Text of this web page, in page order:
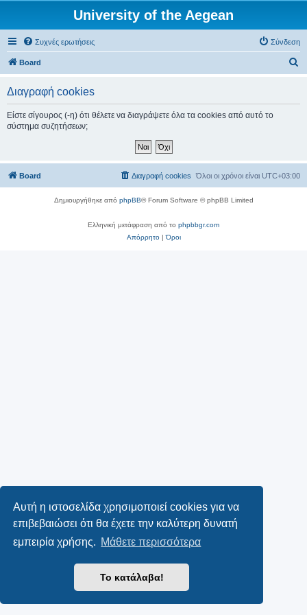
Αυτή η ιστοσελίδα χρησιμοποιεί cookies για να
επιβεβαιώσει ότι θα έχετε την καλύτερη δυνατή
εμπειρία χρήσης. Μάθετε περισσότερα
Το κατάλαβα!
University of the Aegean
Συχνές ερωτήσεις Σύνδεση
Board
σ
Διαγραφή cookies
Είστε σίγουρος (-η) ότι θέλετε να διαγράψετε όλα τα cookies από αυτό το
σύστημα συζητήσεων;
Board Όλοι οι χρόνοι είναι UTC+03:00
Διαγραφή cookies
Δημιουργήθηκε από phpBB® Forum Software © phpBB Limited
Ελληνική μετάφραση από το phpbbgr.com
Απόρρητο|Όροι